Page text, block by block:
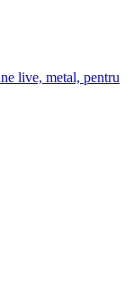
live, metal, pentru